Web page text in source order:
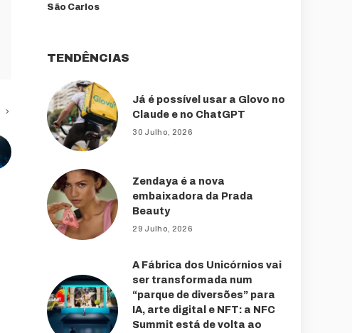
São Carlos
TENDÊNCIAS
Já é possível usar a Glovo no
Claude e no ChatGPT
30 Julho, 2026
Zendaya é a nova
embaixadora da Prada
Beauty
29 Julho, 2026
A Fábrica dos Unicórnios vai
ser transformada num
“parque de diversões” para
IA, arte digital e NFT: a NFC
Summit está de volta ao